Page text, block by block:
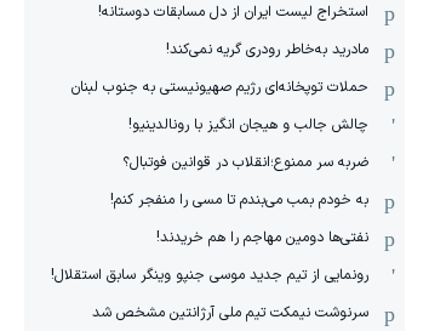
استخراج لیست ایران از دل مسابقات دوستانه!
مادرید به‌خاطر رودری گریه نمی‌کند!
حملات توپخانه‌ای رژیم صهیونیستی به جنوب لبنان
چالش جالب و هیجان انگیز با رونالدینیو!
ضربه سر ممنوع؛انقلاب در قوانین فوتبال؟
به خودم بمب می‌بندم تا مسی را منفجر کنم!
نفتی‌ها دومین مهاجم را هم خریدند!
رونمایی از تیم جدید موسی جنپو وینگر سابق استقلال!
سرنوشت نیمکت تیم ملی آرژانتین مشخص شد